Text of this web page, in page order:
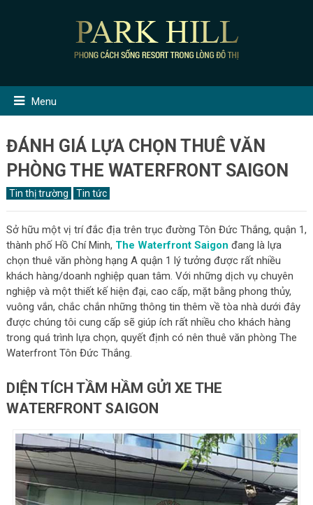
Menu
ĐÁNH GIÁ LỰA CHỌN THUÊ VĂN
PHÒNG THE WATERFRONT SAIGON
Tin thị trường Tin tức
Sở hữu một vị trí đắc địa trên trục đường Tôn Đức Thắng, quận 1,
thành phố Hồ Chí Minh, The Waterfront Saigon đang là lựa
chọn thuê văn phòng hạng A quận 1 lý tưởng được rất nhiều
khách hàng/doanh nghiệp quan tâm. Với những dịch vụ chuyên
nghiệp và một thiết kế hiện đại, cao cấp, mặt bằng phong thủy,
vuông vắn, chắc chắn những thông tin thêm về tòa nhà dưới đây
được chúng tôi cung cấp sẽ giúp ích rất nhiều cho khách hàng
trong quá trình lựa chọn, quyết định có nên thuê văn phòng The
Waterfront Tôn Đức Thắng.
DIỆN TÍCH TẦM HẦM GỬI XE THE
WATERFRONT SAIGON